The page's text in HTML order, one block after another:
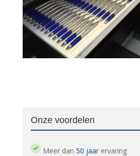
Onze voordelen
Meer dan 50 jaarervaring